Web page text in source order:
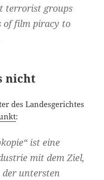
terrorist groups
of film piracy to
nicht
des Landesgerichtes
:
ist eine
mit dem Ziel,
der untersten